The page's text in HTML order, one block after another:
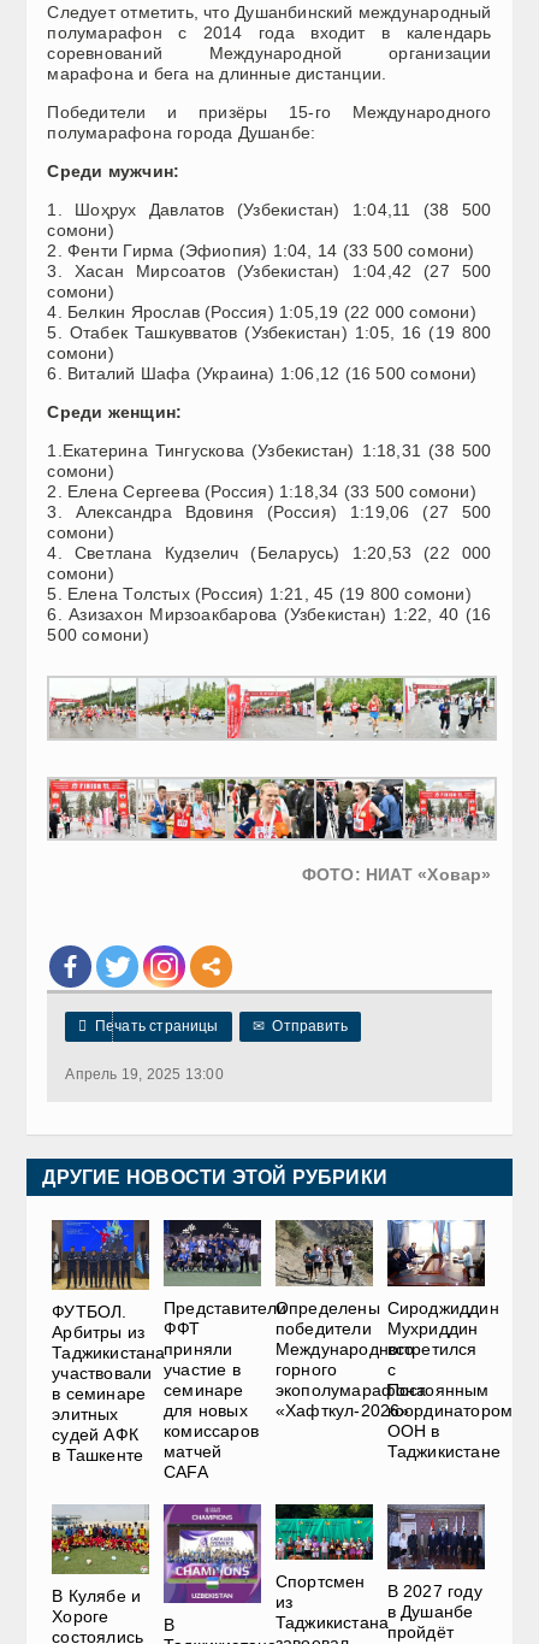
Следует отметить, что Душанбинский международный
полумарафон с 2014 года входит в календарь
соревнований Международной организации
марафона и бега на длинные дистанции.
Победители и призёры 15-го Международного
полумарафона города Душанбе:
Среди мужчин:
1. Шоҳрух Давлатов (Узбекистан) 1:04,11 (38 500
сомони)
2. Фенти Гирма (Эфиопия) 1:04, 14 (33 500 сомони)
3. Хасан Мирсоатов (Узбекистан) 1:04,42 (27 500
сомони)
4. Белкин Ярослав (Россия) 1:05,19 (22 000 сомони)
5. Отабек Ташкувватов (Узбекистан) 1:05, 16 (19 800
сомони)
6. Виталий Шафа (Украина) 1:06,12 (16 500 сомони)
Среди женщин:
1.Екатерина Тингускова (Узбекистан) 1:18,31 (38 500
сомони)
2. Елена Сергеева (Россия) 1:18,34 (33 500 сомони)
3. Александра Вдовиня (Россия) 1:19,06 (27 500
сомони)
4. Светлана Кудзелич (Беларусь) 1:20,53 (22 000
сомони)
5. Елена Толстых (Россия) 1:21, 45 (19 800 сомони)
6. Азизахон Мирзоакбарова (Узбекистан) 1:22, 40 (16
500 сомони)
ФОТО: НИАТ «Ховар»
 Печать страницы ✉ Отправить
Апрель 19, 2025 13:00
ДРУГИЕ НОВОСТИ ЭТОЙ РУБРИКИ
ФУТБОЛ.
Арбитры из
Таджикистана
участвовали
в семинаре
элитных
судей АФК
в Ташкенте
Представители
ФФТ
приняли
участие в
семинаре
для новых
комиссаров
матчей
CAFA
Определены
победители
Международного
горного
экополумарафона
«Хафткул-2026»
Сироджиддин
Мухриддин
встретился
с
Постоянным
координатором
ООН в
Таджикистане
В Кулябе и
Хороге
состоялись
В
Спортсмен
из
Таджикистана
В 2027 году
в Душанбе
пройдёт